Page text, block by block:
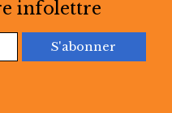
infolettre
S'abonner